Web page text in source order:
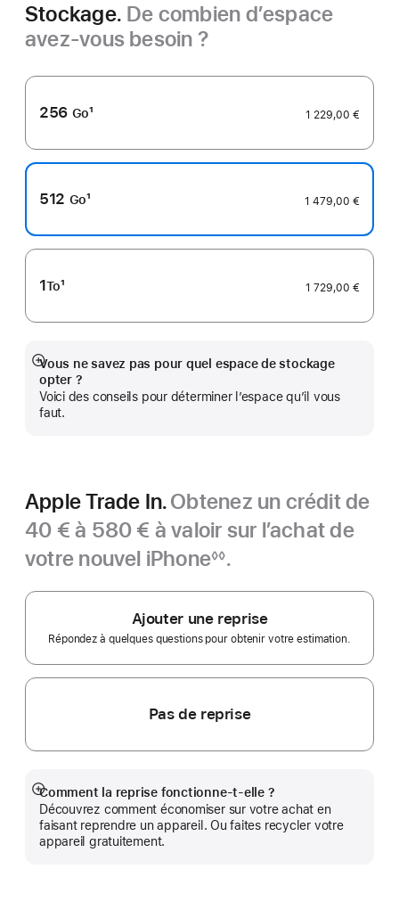
Stockage. De combien d’espace
avez-vous besoin ?
256 Go
de
bas
page
1 1 229,00 €
512 Go
de
bas
page
1 1 479,00 €
1To
de
de
page
1 1 729,00 €
Vous ne savez pas pour quel espace de stockage
opter ?
Voici des conseils pour déterminer l’espace qu’il vous
faut.
Afficher
plus
Apple Trade In.Obtenez un crédit de
40 € à 580 € à valoir sur l’achat de
votre nouvel iPhone
de
bas
◊◊.
Ajouter une reprise
Répondez à quelques questions pour obtenir votre estimation.
Pas de reprise
Comment la reprise fonctionne-t-elle ?
Découvrez comment économiser sur votre achat en
faisant reprendre un appareil. Ou faites recycler votre
appareil gratuitement.
Afficher
plus